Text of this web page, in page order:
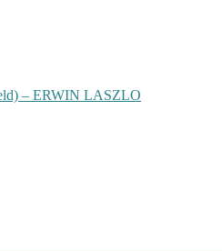
– ERWIN LASZLO